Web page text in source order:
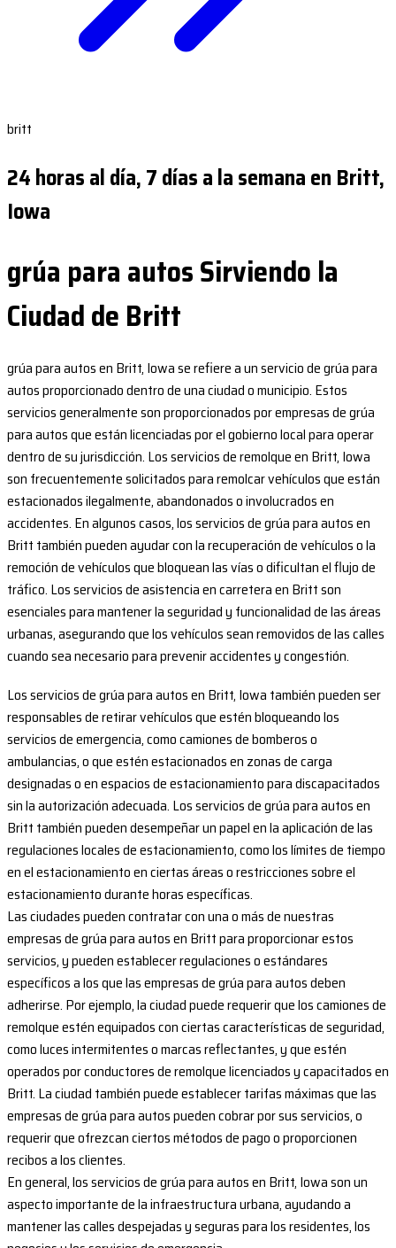
britt
24 horas al día, 7 días a la semana en Britt,
Iowa
grúa para autos Sirviendo la
Ciudad de Britt
grúa para autos en Britt, Iowa se refiere a un servicio de grúa para
autos proporcionado dentro de una ciudad o municipio. Estos
servicios generalmente son proporcionados por empresas de grúa
para autos que están licenciadas por el gobierno local para operar
dentro de su jurisdicción. Los servicios de remolque en Britt, Iowa
son frecuentemente solicitados para remolcar vehículos que están
estacionados ilegalmente, abandonados o involucrados en
accidentes. En algunos casos, los servicios de grúa para autos en
Britt también pueden ayudar con la recuperación de vehículos o la
remoción de vehículos que bloquean las vías o dificultan el flujo de
tráfico. Los servicios de asistencia en carretera en Britt son
esenciales para mantener la seguridad y funcionalidad de las áreas
urbanas, asegurando que los vehículos sean removidos de las calles
cuando sea necesario para prevenir accidentes y congestión.
Los servicios de grúa para autos en Britt, Iowa también pueden ser
responsables de retirar vehículos que estén bloqueando los
servicios de emergencia, como camiones de bomberos o
ambulancias, o que estén estacionados en zonas de carga
designadas o en espacios de estacionamiento para discapacitados
sin la autorización adecuada. Los servicios de grúa para autos en
Britt también pueden desempeñar un papel en la aplicación de las
regulaciones locales de estacionamiento, como los límites de tiempo
en el estacionamiento en ciertas áreas o restricciones sobre el
estacionamiento durante horas específicas.
Las ciudades pueden contratar con una o más de nuestras
empresas de grúa para autos en Britt para proporcionar estos
servicios, y pueden establecer regulaciones o estándares
específicos a los que las empresas de grúa para autos deben
adherirse. Por ejemplo, la ciudad puede requerir que los camiones de
remolque estén equipados con ciertas características de seguridad,
como luces intermitentes o marcas reflectantes, y que estén
operados por conductores de remolque licenciados y capacitados en
Britt. La ciudad también puede establecer tarifas máximas que las
empresas de grúa para autos pueden cobrar por sus servicios, o
requerir que ofrezcan ciertos métodos de pago o proporcionen
recibos a los clientes.
En general, los servicios de grúa para autos en Britt, Iowa son un
aspecto importante de la infraestructura urbana, ayudando a
mantener las calles despejadas y seguras para los residentes, los